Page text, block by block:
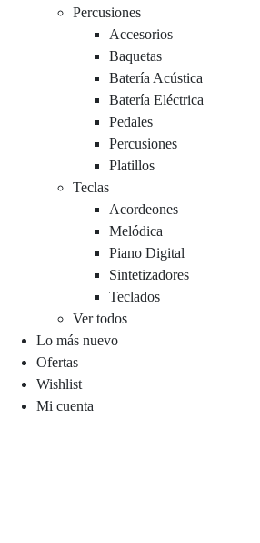
Percusiones
Accesorios
Baquetas
Batería Acústica
Batería Eléctrica
Pedales
Percusiones
Platillos
Teclas
Acordeones
Melódica
Piano Digital
Sintetizadores
Teclados
Ver todos
Lo más nuevo
Ofertas
Wishlist
Mi cuenta